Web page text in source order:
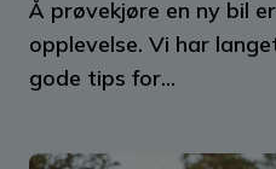
Å prøvekjøre en ny bil
opplevelse. Vi har
gode tips for...